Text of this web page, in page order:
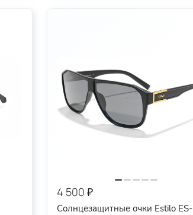
4 500 ₽
Солнцезащитные очки Estilo ES-